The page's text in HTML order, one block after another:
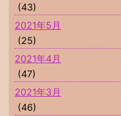
(43)
2021年5月
(25)
2021年4月
(47)
2021年3月
(46)